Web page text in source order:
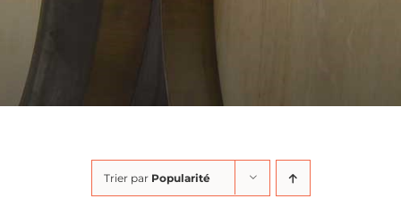
Trier par Popularité